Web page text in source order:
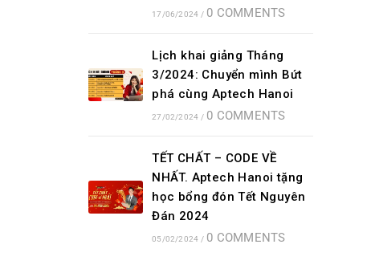
17/06/2024 / 0 COMMENTS
Lịch khai giảng Tháng
3/2024: Chuyển mình Bứt
phá cùng Aptech Hanoi
27/02/2024 / 0 COMMENTS
TẾT CHẤT – CODE VỀ
NHẤT. Aptech Hanoi tặng
học bổng đón Tết Nguyên
Đán 2024
05/02/2024 / 0 COMMENTS